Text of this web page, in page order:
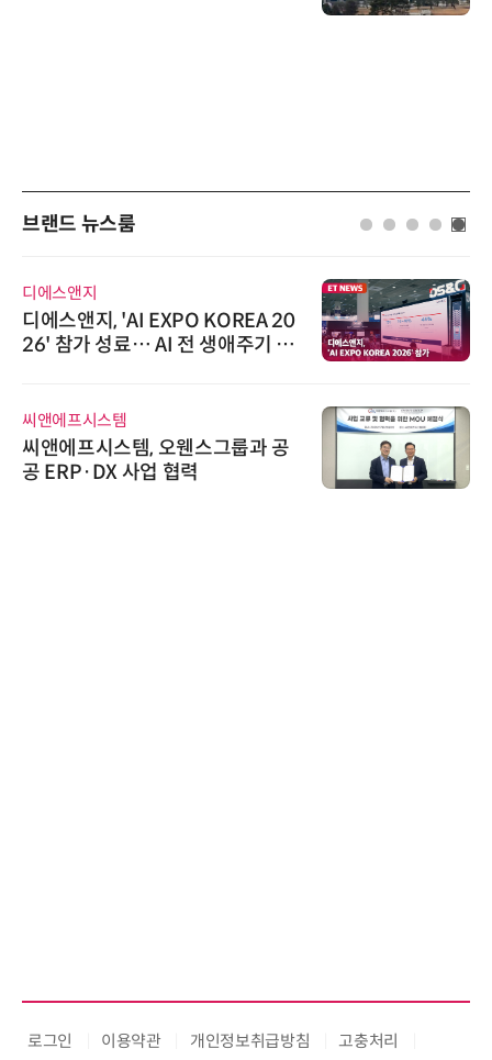
브랜드 뉴스룸
디에스앤지
디에스앤지, 'AI EXPO KOREA 20
26' 참가 성료… AI 전 생애주기 아
씨앤에프시스템
씨앤에프시스템, 오웬스그룹과 공
공 ERP·DX 사업 협력
로그인 이용약관 개인정보취급방침 고충처리